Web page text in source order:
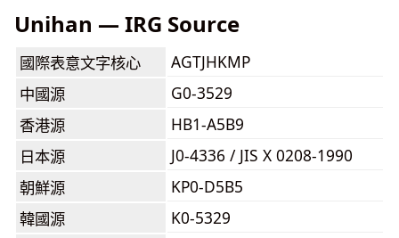
Unihan — IRG Source
國際表意文字核心
AGTJHKMP
中國源
G0-3529
香港源
HB1-A5B9
日本源
J0-4336 / JIS X 0208-1990
朝鮮源
KP0-D5B5
韓國源
K0-5329